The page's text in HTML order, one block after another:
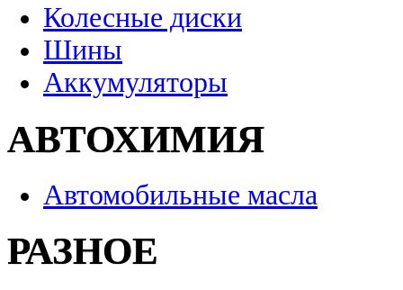
Колесные диски
Шины
Аккумуляторы
АВТОХИМИЯ
Автомобильные масла
РАЗНОЕ